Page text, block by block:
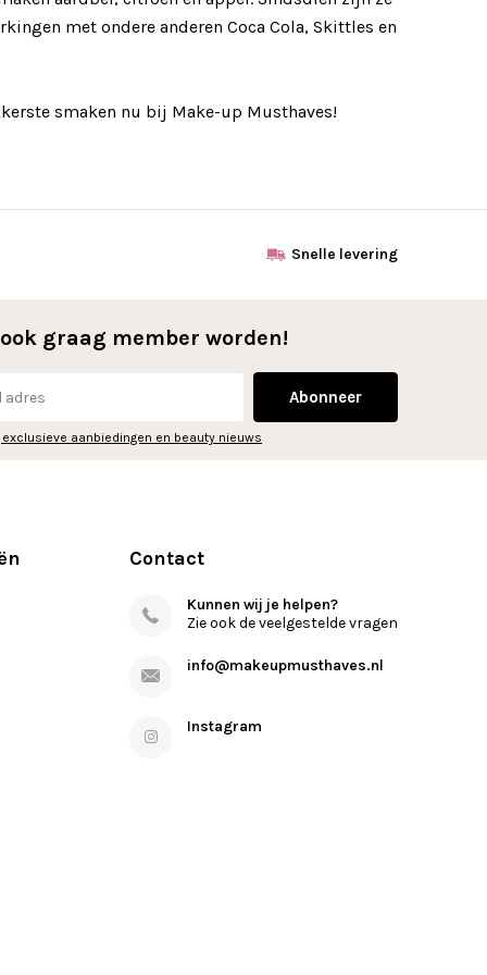
met ondere anderen Coca Cola, Skittles en
smaken nu bij Make-up Musthaves!
Snelle levering
graag member worden!
Abonneer
exclusieve aanbiedingen en beauty nieuws
Contact
Kunnen wij je helpen?
Zie ook de veelgestelde vragen
info@makeupmusthaves.nl
Instagram